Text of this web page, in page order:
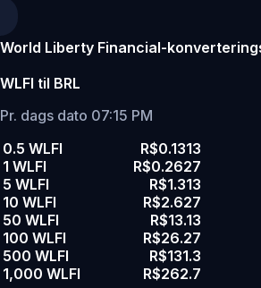
World Liberty Financial-
WLFI til BRL
Pr. dags dato 07:15 PM
0.5 WLFI
R$0.1313
1 WLFI
R$0.2627
5 WLFI
R$1.313
10 WLFI
R$2.627
50 WLFI
R$13.13
100 WLFI
R$26.27
500 WLFI
R$131.3
1,000 WLFI
R$262.7